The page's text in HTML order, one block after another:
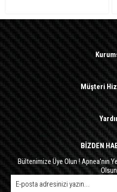
Müşteri
BİZDEN
Bültenimize Üye Olun ! Apnea'nın